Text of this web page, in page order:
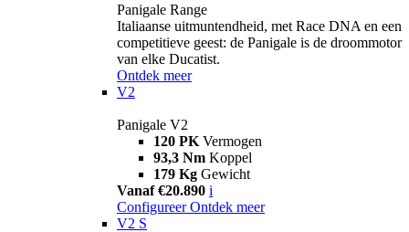
Panigale Range
Italiaanse uitmuntendheid, met Race DNA en een
competitieve geest: de Panigale is de droommotor
van elke Ducatist.
Ontdek meer
V2
Panigale V2
120 PK Vermogen
93,3 Nm Koppel
179 Kg Gewicht
Vanaf €20.890 i
Configureer Ontdek meer
V2 S